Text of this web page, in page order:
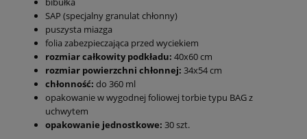
SAP (specjalny granulat chłonny)
puszysta miazga
folia zabezpieczająca przed wyciekiem
rozmiar całkowity podkładu: 40x60 cm
rozmiar powierzchni chłonnej: 34x54 cm
chłonność: do 360 ml
opakowanie w wygodnej foliowej torbie typu BAG z
uchwytem
opakowanie jednostkowe: 30 szt.